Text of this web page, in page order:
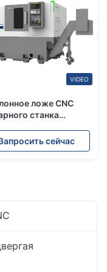
VIDEO
ложе CNC
станка
различных
малого размера
сейчас